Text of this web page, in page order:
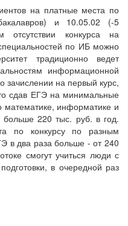
на платные места по
и 10.05.02 (-5
отсутствии конкурса на
по ИБ можно
традиционно ведет
информационной
зачислении на первый курс,
сдав ЕГЭ на минимальные
информатике и
больше 220 тыс. руб. в год.
по конкурсу по разным
в два раза больше - от 240
смогут учиться люди с
в очередной раз